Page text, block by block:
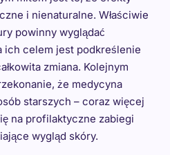
i nienaturalne. Właściwie
powinny wyglądać
ich celem jest podkreślenie
zmiana. Kolejnym
że medycyna
starszych – coraz więcej
na profilaktyczne zabiegi
wygląd skóry.